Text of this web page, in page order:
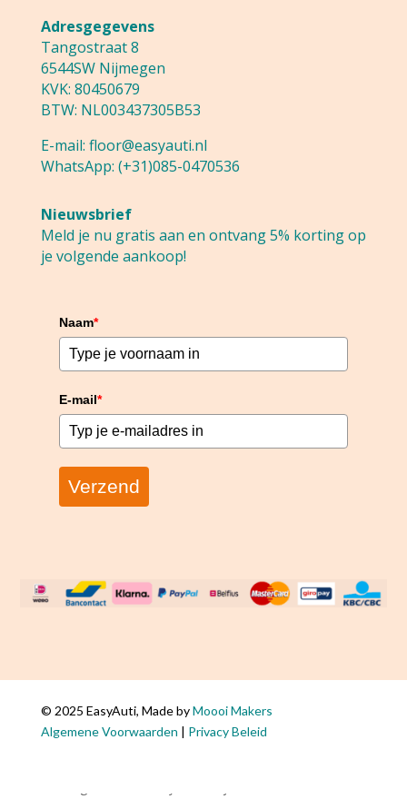
Adresgegevens
Tangostraat 8
6544SW Nijmegen
KVK: 80450679
BTW: NL003437305B53
E-mail: floor@easyauti.nl
WhatsApp: (+31)085-0470536
Nieuwsbrief
Meld je nu gratis aan en ontvang 5% korting op
je volgende aankoop!
Naam*
E-mail*
Verzend
© 2025 EasyAuti, Made byMoooi Makers
Algemene Voorwaarden | Privacy Beleid